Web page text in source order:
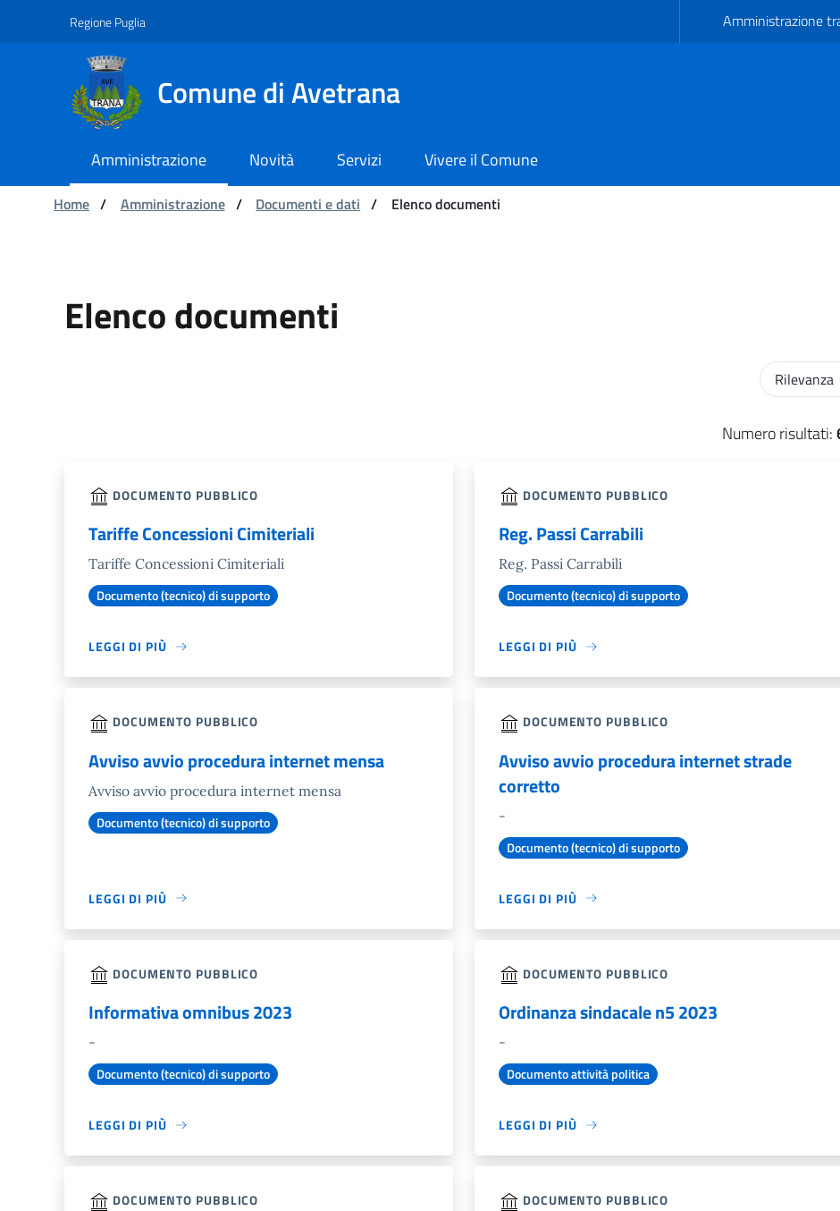
Navigazione
Salta al contenuto
Regione Puglia Amministrazione
Comune di Avetrana
Amministrazione Novità Servizi Vivere il Comune
Ti trovi in:
Home / Amministrazione / Documenti e dati / Elenco documenti
Elenco documenti
Ordinamento
Numero risultati:
DOCUMENTO PUBBLICO
Tariffe Concessioni Cimiteriali
Tariffe Concessioni Cimiteriali
Documento (tecnico) di supporto
LEGGI DI PIÙ
DOCUMENTO PUBBLICO
Reg. Passi Carrabili
Reg. Passi Carrabili
Documento (tecnico) di supporto
LEGGI DI PIÙ
DOCUMENTO PUBBLICO
Avviso avvio procedura internet mensa
Avviso avvio procedura internet mensa
Documento (tecnico) di supporto
LEGGI DI PIÙ
DOCUMENTO PUBBLICO
Avviso avvio procedura internet strade
corretto
-
Documento (tecnico) di supporto
LEGGI DI PIÙ
DOCUMENTO PUBBLICO
Informativa omnibus 2023
-
Documento (tecnico) di supporto
LEGGI DI PIÙ
DOCUMENTO PUBBLICO
Ordinanza sindacale n5 2023
-
Documento attività politica
LEGGI DI PIÙ
DOCUMENTO PUBBLICO DOCUMENTO PUBBLICO